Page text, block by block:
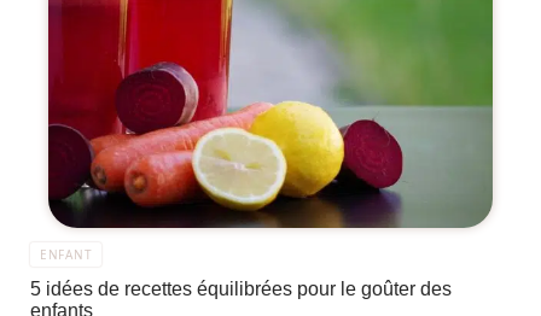
ENFANT
5 idées de recettes équilibrées pour le goûter des
enfants